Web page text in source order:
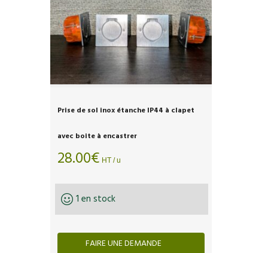
Prise de sol inox étanche IP44 à clapet
avec boite à encastrer
28.00€ HT / u
1 en stock
FAIRE UNE DEMANDE